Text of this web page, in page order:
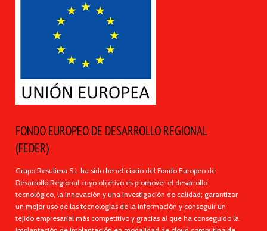
FONDO EUROPEO DE DESARROLLO REGIONAL
(FEDER)
Grupo Resulima S.L ha sido beneficiario del Fondo Europeo de
Desarrollo Regional cuyo objetivo es promover el desarrollo
tecnológico, la innovación y una investigación de calidad; garantizar
un mejor uso de las tecnologías de la información y conseguir un
tejido empresarial más competitivo y gracias al que ha conseguido la